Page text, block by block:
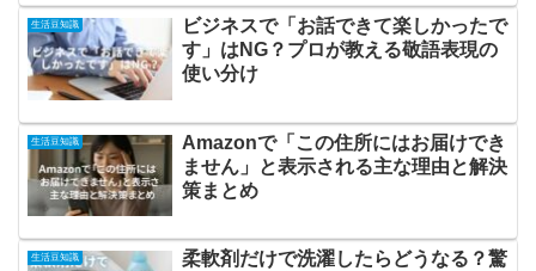
生活豆知識
ビジネスで「お話できて楽しかったで
す」はNG？プロが教える敬語表現の
使い分け
生活豆知識
Amazonで「この住所にはお届けでき
ません」と表示される主な理由と解決
策まとめ
生活豆知識
柔軟剤だけで洗濯したらどうなる？驚